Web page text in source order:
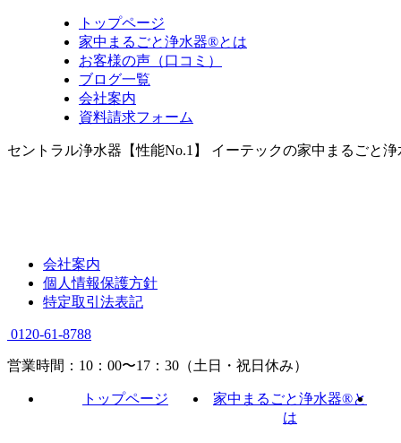
トップページ
家中まるごと浄水器®とは
お客様の声（口コミ）
ブログ一覧
会社案内
資料請求フォーム
セントラル浄水器【性能No.1】 イーテックの家中まるごと
会社案内
個人情報保護方針
特定取引法表記
0120-61-8788
営業時間：10：00〜17：30（土日・祝日休み）
トップページ
家中まるごと浄水器®と
は